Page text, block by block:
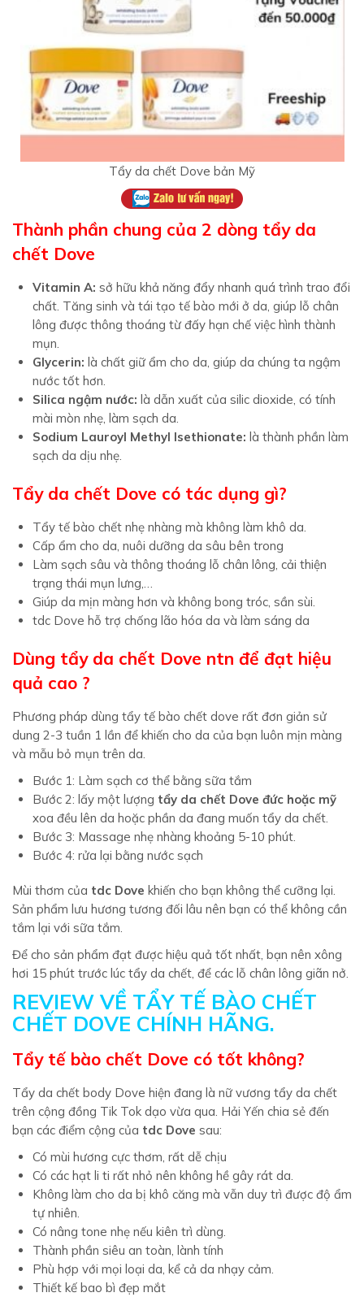
Tẩy da chết Dove bản Mỹ
Thành phần chung của 2 dòng tẩy da
chết Dove
Vitamin A: sở hữu khả năng đẩy nhanh quá trình trao đổi
chất. Tăng sinh và tái tạo tế bào mới ở da, giúp lỗ chân
lông được thông thoáng từ đấy hạn chế việc hình thành
mụn.
Glycerin: là chất giữ ẩm cho da, giúp da chúng ta ngậm
nước tốt hơn.
Silica ngậm nước: là dẫn xuất của silic dioxide, có tính
mài mòn nhẹ, làm sạch da.
Sodium Lauroyl Methyl Isethionate: là thành phần làm
sạch da dịu nhẹ.
Tẩy da chết Dove có tác dụng gì?
Tẩy tế bào chết nhẹ nhàng mà không làm khô da.
Cấp ẩm cho da, nuôi dưỡng da sâu bên trong
Làm sạch sâu và thông thoáng lỗ chân lông, cải thiện
trạng thái mụn lưng,…
Giúp da mịn màng hơn và không bong tróc, sần sùi.
tdc Dove hỗ trợ chống lão hóa da và làm sáng da
Dùng tẩy da chết Dove ntn để đạt hiệu
quả cao ?
Phương pháp dùng tẩy tế bào chết dove rất đơn giản sử
dung 2-3 tuần 1 lần để khiến cho da của bạn luôn mịn màng
và mẫu bỏ mụn trên da.
Bước 1: Làm sạch cơ thể bằng sữa tắm
Bước 2: lấy một lượng tẩy da chết Dove đức hoặc mỹ
xoa đều lên da hoặc phần da đang muốn tẩy da chết.
Bước 3: Massage nhẹ nhàng khoảng 5-10 phút.
Bước 4: rửa lại bằng nước sạch
Mùi thơm của tdc Dove khiến cho bạn không thể cưỡng lại.
Sản phẩm lưu hương tương đối lâu nên bạn có thể không cần
tắm lại với sữa tắm.
Để cho sản phẩm đạt được hiệu quả tốt nhất, bạn nên xông
hơi 15 phút trước lúc tẩy da chết, để các lỗ chân lông giãn nở.
REVIEW VỀ TẨY TẾ BÀO CHẾT
CHẾT DOVE CHÍNH HÃNG.
Tẩy tế bào chết Dove có tốt không?
Tẩy da chết body Dove hiện đang là nữ vương tẩy da chết
trên cộng đồng Tik Tok dạo vừa qua. Hải Yến chia sẻ đến
bạn các điểm cộng của tdc Dove sau:
Có mùi hương cực thơm, rất dễ chịu
Có các hạt li ti rất nhỏ nên không hề gây rát da.
Không làm cho da bị khô căng mà vẫn duy trì được độ ẩm
tự nhiên.
Có nâng tone nhẹ nếu kiên trì dùng.
Thành phần siêu an toàn, lành tính
Phù hợp với mọi loại da, kể cả da nhạy cảm.
Thiết kế bao bì đẹp mắt